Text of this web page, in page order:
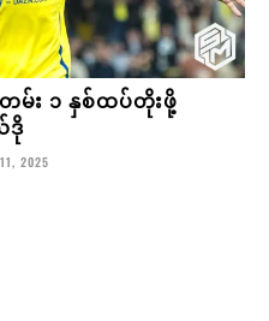
း ၁ နှစ်ထပ်တိုးဖို့
ဒို
2025